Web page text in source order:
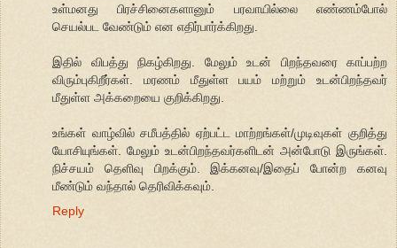
உள்மனது பிரச்சினைகளானும் பரவாயில்லை எண்ணம்போல்
செயல்பட வேண்டும் என எதிர்பார்க்கிறது.
இதில் விபத்து நிகழ்கிறது. மேலும் உடன் பிறந்தவரை காப்பற்ற
விரும்புகிறீர்கள். மரணம் மீதுள்ள பயம் மற்றும் உடன்பிறந்தவர்
மீதுள்ள அக்கறையை குறிக்கிறது.
உங்கள் வாழ்வில் சமீபத்தில் ஏற்பட்ட மாற்றங்கள்/முடிவுகள் குறித்து
யோசியுங்கள். மேலும் உடன்பிறந்தவர்களிடன் அன்போடு இருங்கள்.
நிச்சயம் தெளிவு பிறக்கும். இக்கனவு/இதைப் போன்ற கனவு
மீண்டும் வந்தால் தெரிவிக்கவும்.
Reply